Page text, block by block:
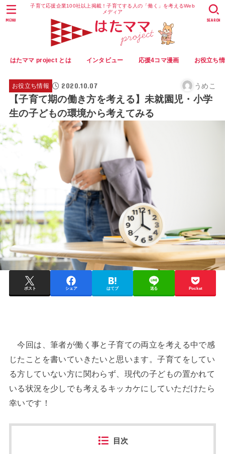
子育て応援企業100社以上掲載！子育てする人の「働く」を考えるWeb
メディア
はたママ project とは インタビュー 応援4コマ漫画 お役立ち
SEARCH
MENU
お役立ち情報 2020.10.07 うめこ
【子育て期の働き方を考える】未就園児・小学
生の子どもの環境から考えてみる
ポスト シェア はてブ 送る Pocket
今回は、筆者が働く事と子育ての両立を考える中で感
じたことを書いていきたいと思います。子育てをしてい
る方していない方に関わらず、現代の子どもの置かれて
いる状況を少しでも考えるキッカケにしていただけたら
幸いです！
目次